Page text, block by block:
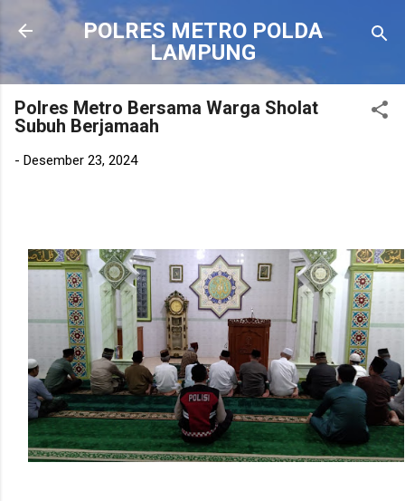
Langsung ke konten utama
POLRES METRO POLDA
LAMPUNG
Polres Metro Bersama Warga Sholat
Subuh Berjamaah
- Desember 23, 2024